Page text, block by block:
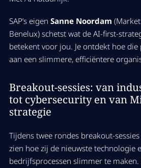
SAP’s eigen Sanne Noordam
Benelux) schetst wat de AI-first-
betekent voor jou. Je ontdekt hoe
aan een slimmere, efficiëntere
Breakout-sessies: van
tot cybersecurity en van
strategie
Tijdens twee rondes breakout-
zien hoe zij de nieuwste technologie
bedrijfsprocessen slimmer te maken.